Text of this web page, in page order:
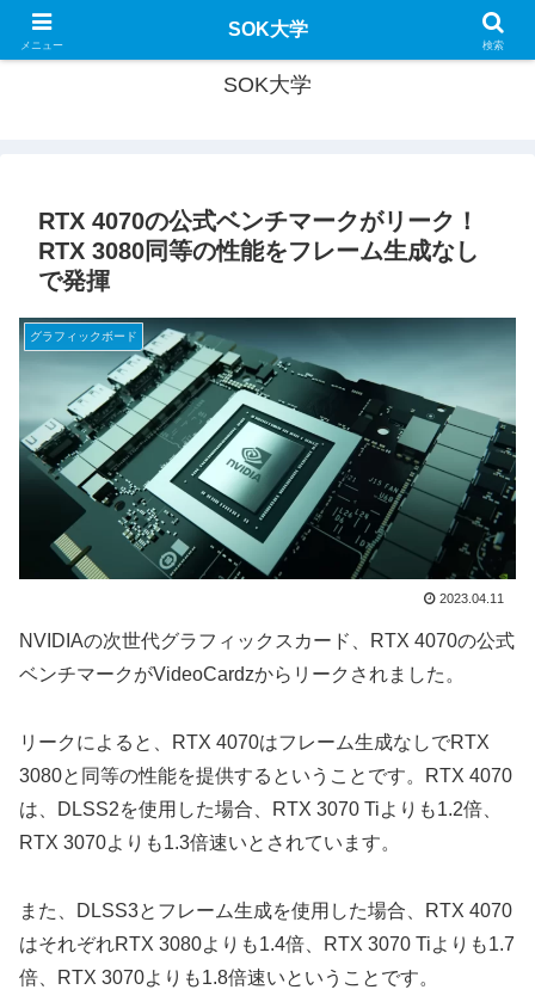
SOK大学で新たな学びを！
SOK大学
RTX 4070の公式ベンチマークがリーク！
RTX 3080同等の性能をフレーム生成なし
で発揮
グラフィックボード
2023.04.11
NVIDIAの次世代グラフィックスカード、RTX 4070の公式
ベンチマークがVideoCardzからリークされました。
リークによると、RTX 4070はフレーム生成なしでRTX
3080と同等の性能を提供するということです。RTX 4070
は、DLSS2を使用した場合、RTX 3070 Tiよりも1.2倍、
RTX 3070よりも1.3倍速いとされています。
また、DLSS3とフレーム生成を使用した場合、RTX 4070
はそれぞれRTX 3080よりも1.4倍、RTX 3070 Tiよりも1.7
倍、RTX 3070よりも1.8倍速いということです。
メニュー
SOK大学
検索